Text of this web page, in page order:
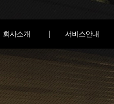
회사소개 서비스안내